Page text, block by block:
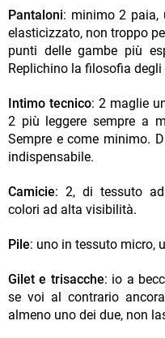
Pantaloni: minimo 2 paia,
elasticizzato, non troppo
punti delle gambe più
Replichino la filosofia degli
Intimo tecnico: 2 maglie
2 più leggere sempre a
Sempre e come minimo.
indispensabile.
Camicie: 2, di tessuto
colori ad alta visibilità.
Pile: uno in tessuto micro,
Gilet e trisacche: io a
se voi al contrario
almeno uno dei due, non